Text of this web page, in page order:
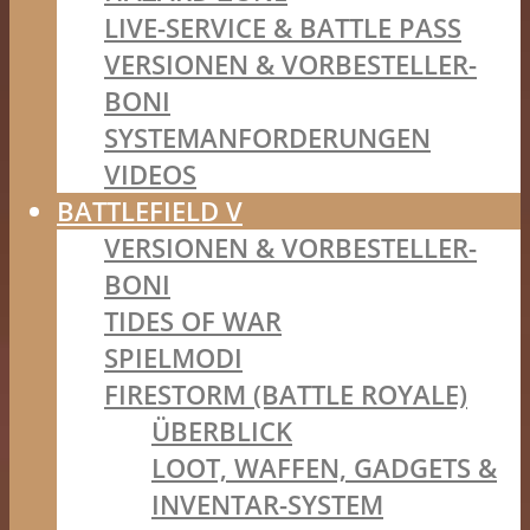
LIVE-SERVICE & BATTLE PASS
VERSIONEN & VORBESTELLER-
BONI
SYSTEMANFORDERUNGEN
VIDEOS
BATTLEFIELD V
VERSIONEN & VORBESTELLER-
BONI
TIDES OF WAR
SPIELMODI
FIRESTORM (BATTLE ROYALE)
ÜBERBLICK
LOOT, WAFFEN, GADGETS &
INVENTAR-SYSTEM